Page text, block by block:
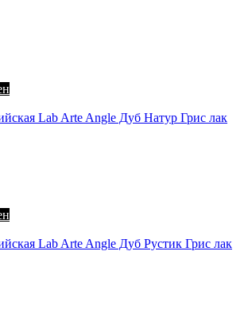
Lab Arte Angle Дуб Натур Грис лак
Lab Arte Angle Дуб Рустик Грис лак